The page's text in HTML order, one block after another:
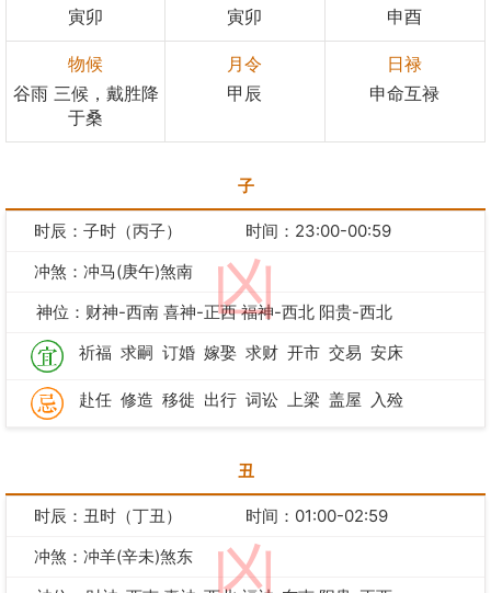
寅卯
寅卯
申酉
物候
谷雨 三候，戴胜降
于桑
月令
甲辰
日禄
申命互禄
子
凶
时辰：子时（丙子）
时间：23:00-00:59
冲煞：冲马(庚午)煞南
神位：财神-西南 喜神-正西 福神-西北 阳贵-西北
祈福 求嗣 订婚 嫁娶 求财 开市 交易 安床
赴任 修造 移徙 出行 词讼 上梁 盖屋 入殓
丑
凶
时辰：丑时（丁丑）
时间：01:00-02:59
冲煞：冲羊(辛未)煞东